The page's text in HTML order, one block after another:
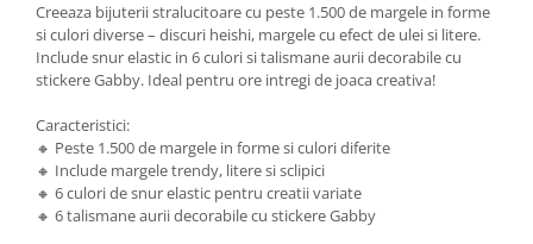
Creeaza bijuterii stralucitoare cu peste 1.500 de margele in forme
si culori diverse – discuri heishi, margele cu efect de ulei si litere.
Include snur elastic in 6 culori si talismane aurii decorabile cu
stickere Gabby. Ideal pentru ore intregi de joaca creativa!
Caracteristici:
🔸 Peste 1.500 de margele in forme si culori diferite
🔸 Include margele trendy, litere si sclipici
🔸 6 culori de snur elastic pentru creatii variate
🔸 6 talismane aurii decorabile cu stickere Gabby